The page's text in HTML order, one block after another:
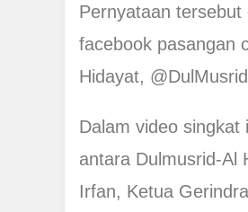
Pernyataan tersebut
facebook pasangan
Hidayat,
Dalam video
antara Dulmusrid-Al
Irfan, Ketua